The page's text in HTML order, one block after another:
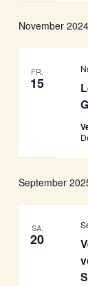
November 2024
FR.
15
September
SA.
20